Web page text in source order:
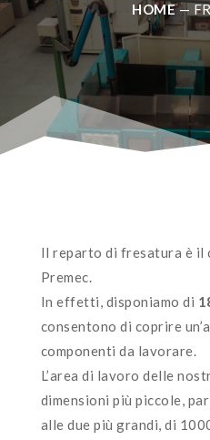
HOME—
Il reparto di fresatura è il
Premec.
In effetti, disponiamo di
consentono di coprire
componenti da lavorare.
L’area di lavoro delle
dimensioni più piccole,
alle due più grandi, di